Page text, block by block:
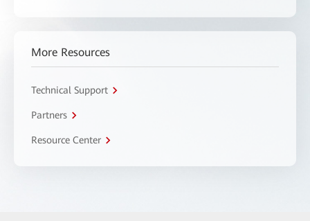
More Resources
Technical Support
Partners
Resource Center